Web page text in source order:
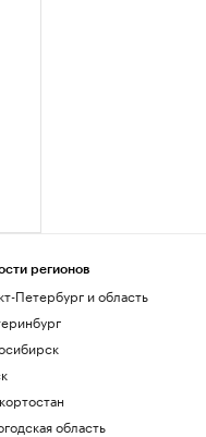
регионов
Петербург и область
область